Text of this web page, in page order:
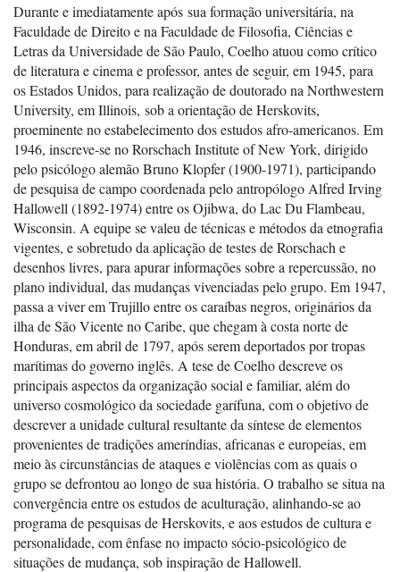
Durante e imediatamente após sua formação universitária, na
Faculdade de Direito e na Faculdade de Filosofia, Ciências e
Letras da Universidade de São Paulo, Coelho atuou como crítico
de literatura e cinema e professor, antes de seguir, em 1945, para
os Estados Unidos, para realização de doutorado na Northwestern
University, em Illinois, sob a orientação de Herskovits,
proeminente no estabelecimento dos estudos afro-americanos. Em
1946, inscreve-se no Rorschach Institute of New York, dirigido
pelo psicólogo alemão Bruno Klopfer (1900-1971), participando
de pesquisa de campo coordenada pelo antropólogo Alfred Irving
Hallowell (1892-1974) entre os Ojibwa, do Lac Du Flambeau,
Wisconsin. A equipe se valeu de técnicas e métodos da etnografia
vigentes, e sobretudo da aplicação de testes de Rorschach e
desenhos livres, para apurar informações sobre a repercussão, no
plano individual, das mudanças vivenciadas pelo grupo. Em 1947,
passa a viver em Trujillo entre os caraíbas negros, originários da
ilha de São Vicente no Caribe, que chegam à costa norte de
Honduras, em abril de 1797, após serem deportados por tropas
marítimas do governo inglês. A tese de Coelho descreve os
principais aspectos da organização social e familiar, além do
universo cosmológico da sociedade garífuna, com o objetivo de
descrever a unidade cultural resultante da síntese de elementos
provenientes de tradições ameríndias, africanas e europeias, em
meio às circunstâncias de ataques e violências com as quais o
grupo se defrontou ao longo de sua história. O trabalho se situa na
convergência entre os estudos de aculturação, alinhando-se ao
programa de pesquisas de Herskovits, e aos estudos de cultura e
personalidade, com ênfase no impacto sócio-psicológico de
situações de mudança, sob inspiração de Hallowell.